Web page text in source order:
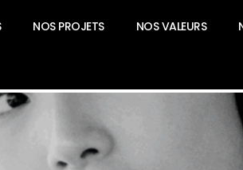
NOS PROJETS NOS VALEURS